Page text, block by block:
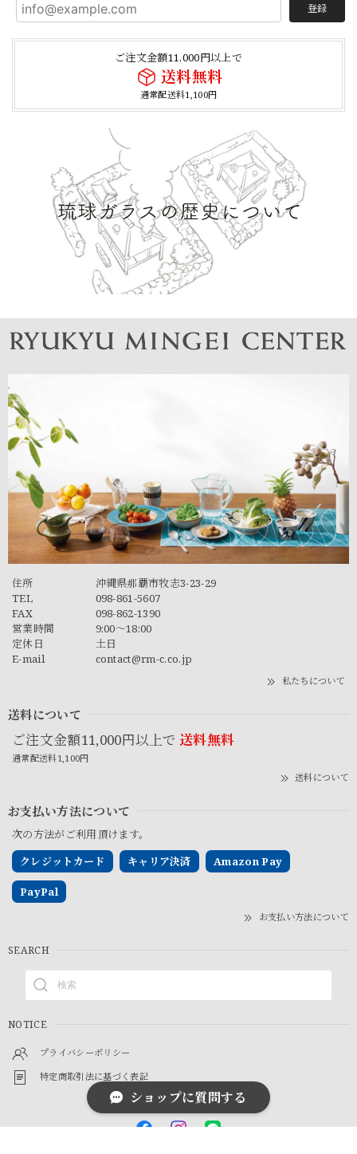
登録
ご注文金額11,000円以上で
送料無料
通常配送料1,100円
住所
沖縄県那覇市牧志3-23-29
TEL
098-861-5607
FAX
098-862-1390
営業時間
9:00～18:00
定休日
土日
E-mail
contact@rm-c.co.jp
私たちについて
送料について
ご注文金額11,000円以上で 送料無料
通常配送料1,100円
送料について
お支払い方法について
次の方法がご利用頂けます。
クレジットカード
キャリア決済 Amazon Pay
PayPal
お支払い方法について
SEARCH
NOTICE
プライバシーポリシー
特定商取引法に基づく表記
ショップに質問する